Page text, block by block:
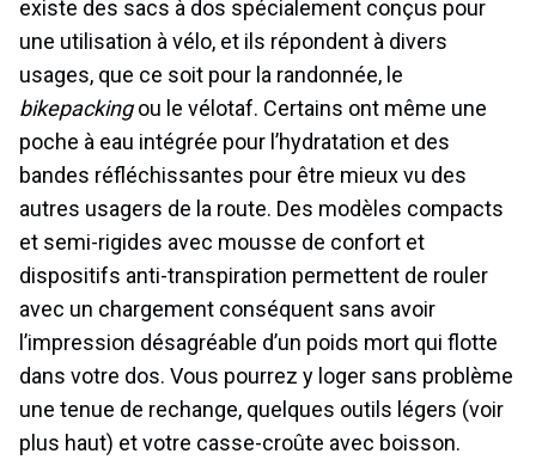
existe des sacs à dos spécialement conçus pour
une utilisation à vélo, et ils répondent à divers
usages, que ce soit pour la randonnée, le
bikepackingou le vélotaf. Certains ont même une
poche à eau intégrée pour l’hydratation et des
bandes réfléchissantes pour être mieux vu des
autres usagers de la route. Des modèles compacts
et semi-rigides avec mousse de confort et
dispositifs anti-transpiration permettent de rouler
avec un chargement conséquent sans avoir
l’impression désagréable d’un poids mort qui flotte
dans votre dos. Vous pourrez y loger sans problème
une tenue de rechange, quelques outils légers (voir
plus haut) et votre casse-croûte avec boisson.